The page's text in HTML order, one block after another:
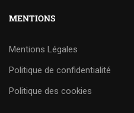
MENTIONS
Mentions Légales
Politique de confidentialité
Politique des cookies